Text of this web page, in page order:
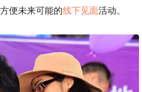
便未来可能的线下见面活动。